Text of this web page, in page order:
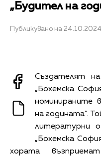
„Будител на
Публикувано на 24.10.2024
Създателят
„Бохемска
номинираните
на годината“.
литературни
„Бохемска
хората